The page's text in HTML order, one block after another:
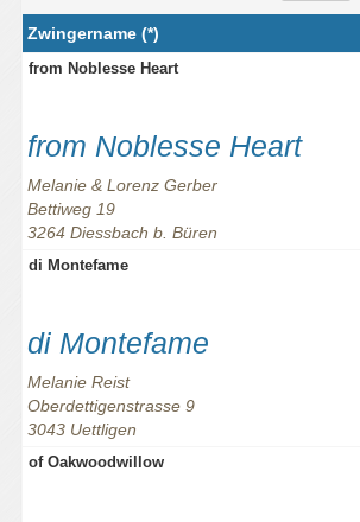
Zwingername (*)
from Noblesse Heart
from Noblesse Heart
Melanie & Lorenz Gerber
Bettiweg 19
3264 Diessbach b. Büren
di Montefame
di Montefame
Melanie Reist
Oberdettigenstrasse 9
3043 Uettligen
of Oakwoodwillow